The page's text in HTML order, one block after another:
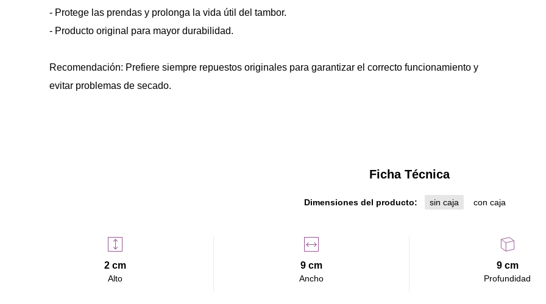
- Protege las prendas y prolonga la vida útil del tambor.
- Producto original para mayor durabilidad.
Recomendación: Prefiere siempre repuestos originales para garantizar el correcto funcionamiento y
evitar problemas de secado.
Ficha Técnica
Dimensiones del producto: sin caja con caja
2 cm
Alto
9 cm
Ancho
9 cm
Profundidad